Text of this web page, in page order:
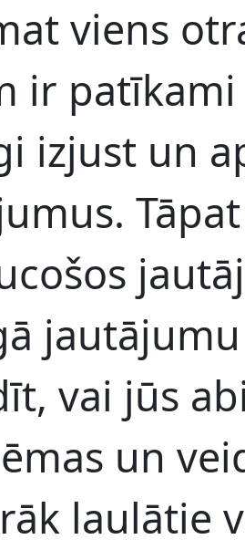
viens
ir
izjust un
vai jūs
un
laulātie